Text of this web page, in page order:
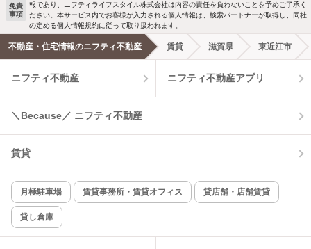
洗濯機置場あり 独立洗面台
エアコンあり 都市ガス
温水洗浄便座 オートロック
コンロ2口以上
新着のみ インターネット無料
該当件数:
物件一覧に反映
免責
事項
報であり、ニフティライフスタイル株式会社は内容の責任を負わないことを予めご了承く
ださい。本サービス内でお客様が入力される個人情報は、検索パートナーが取得し、同社
の定める個人情報規約に従って取り扱われます。
不動産・住宅情報のニフティ不動産 賃貸 滋賀県 東近江市
ニフティ不動産 ニフティ不動産アプリ
＼Because／ ニフティ不動産
賃貸
月極駐車場 賃貸事務所・賃貸オフィス 貸店舗・店舗賃貸
貸し倉庫